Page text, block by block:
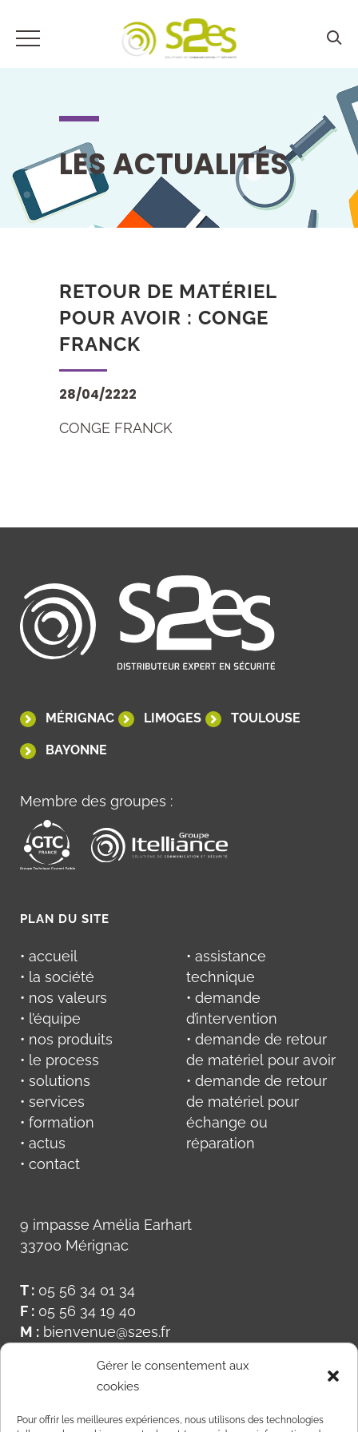
Gérer le consentement aux
cookies
Pour offrir les meilleures expériences, nous utilisons des technologies
LES ACTUALITÉS
RETOUR DE MATÉRIEL
POUR AVOIR : CONGE
FRANCK
28/04/2222
CONGE FRANCK
MÉRIGNAC LIMOGES TOULOUSE
BAYONNE
Membre des groupes :
PLAN DU SITE
• accueil
• la société
• nos valeurs
• l’équipe
• nos produits
• le process
• solutions
• services
• formation
• actus
• contact
• assistance
technique
• demande
d’intervention
• demande de retour
de matériel pour avoir
• demande de retour
de matériel pour
échange ou
réparation
9 impasse Amélia Earhart
33700 Mérignac
T : 05 56 34 01 34
F : 05 56 34 19 40
M : bienvenue@s2es.fr